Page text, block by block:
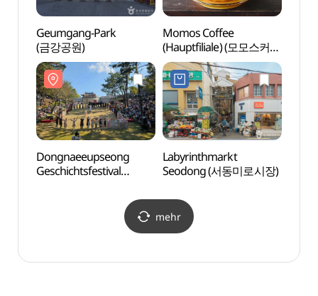
Geumgang-Park
(금강공원)
Momos Coffee
(Hauptfiliale) (모모스커피
본점)
Dongnaeeupseong
Geschichtsfestival
Labyrinthmarkt
Seodong (서동미로시장)
mehr